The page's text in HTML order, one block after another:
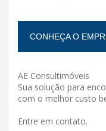
CONHEÇA O
AE Consultimóveis
Sua solução para
com o melhor custo
Entre em contato.